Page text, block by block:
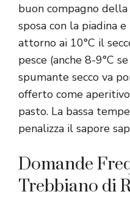
buon compagno
sposa con la piadina
attorno ai 10°C il
pesce (anche 8-9°C
spumante secco va
offerto come
pasto. La bassa
penalizza il sapore
Domande
Trebbiano di